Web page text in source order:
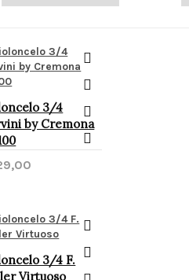
3/4
by Cremona
3/4 F.
Virtuoso